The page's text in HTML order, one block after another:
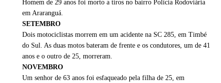
Homem de 29 anos foi morto a tiros no bairro Polícia Rodoviária
em Araranguá.
SETEMBRO
Dois motociclistas morrem em um acidente na SC 285, em Timbé
do Sul. As duas motos bateram de frente e os condutores, um de 41
anos e o outro de 25, morreram.
NOVEMBRO
Um senhor de 63 anos foi esfaqueado pela filha de 25, em